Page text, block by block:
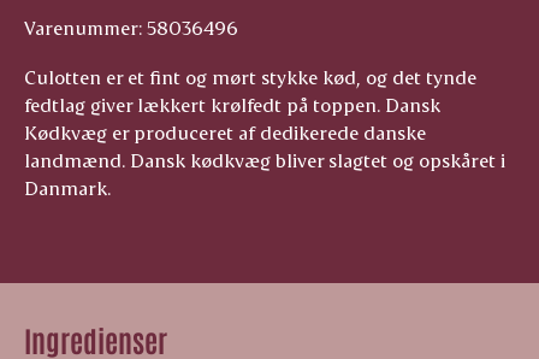
Varenummer: 58036496
Culotten er et fint og mørt stykke kød, og det tynde
fedtlag giver lækkert krølfedt på toppen. Dansk
Kødkvæg er produceret af dedikerede danske
landmænd. Dansk kødkvæg bliver slagtet og opskåret i
Danmark.
Ingredienser